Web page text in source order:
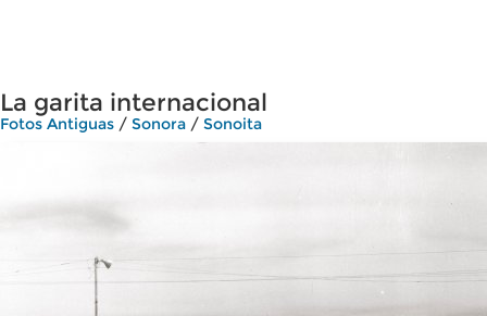
La garita internacional
Fotos Antiguas / Sonora / Sonoita